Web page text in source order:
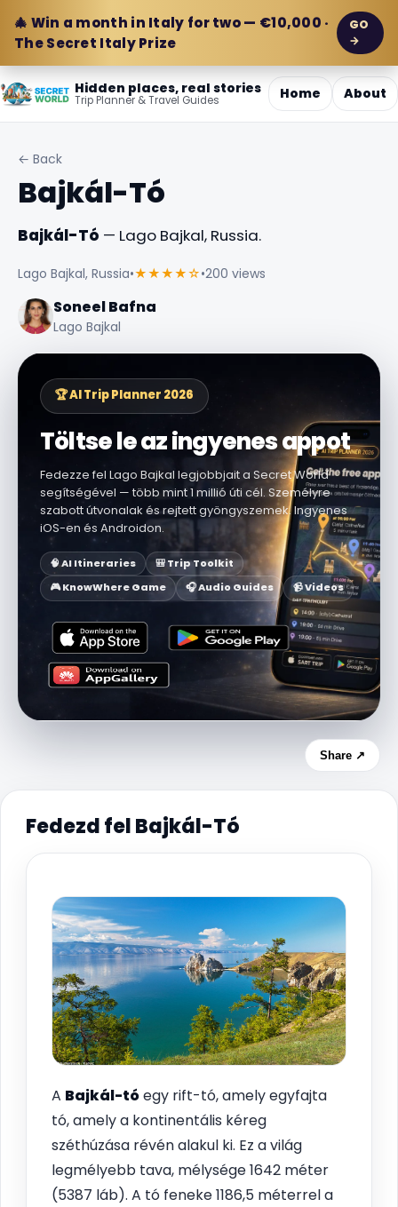
🎄 Win a month in Italy for two — €10,000 ·
The Secret Italy Prize
GO
→
Hidden places, real stories
Trip Planner & Travel Guides Home About
← Back
Bajkál-Tó
Bajkál-Tó — Lago Bajkal, Russia.
Lago Bajkal, Russia•★★★★☆•200 views
Soneel Bafna
Lago Bajkal
🏆 AI Trip Planner 2026
Töltse le az ingyenes appot
Fedezze fel Lago Bajkal legjobbjait a Secret World
segítségével — több mint 1 millió úti cél. Személyre
szabott útvonalak és rejtett gyöngyszemek. Ingyenes
iOS-en és Androidon.
🧠 AI Itineraries
🎒 Trip Toolkit
🎮 KnowWhere Game
🎧 Audio Guides 📹 Videos
Share ↗
Fedezd fel Bajkál-Tó
A Bajkál-tóegy rift-tó, amely egyfajta
tó, amely a kontinentális kéreg
széthúzása révén alakul ki. Ez a világ
legmélyebb tava, mélysége 1642 méter
(5387 láb). A tó feneke 1186,5 méterrel a